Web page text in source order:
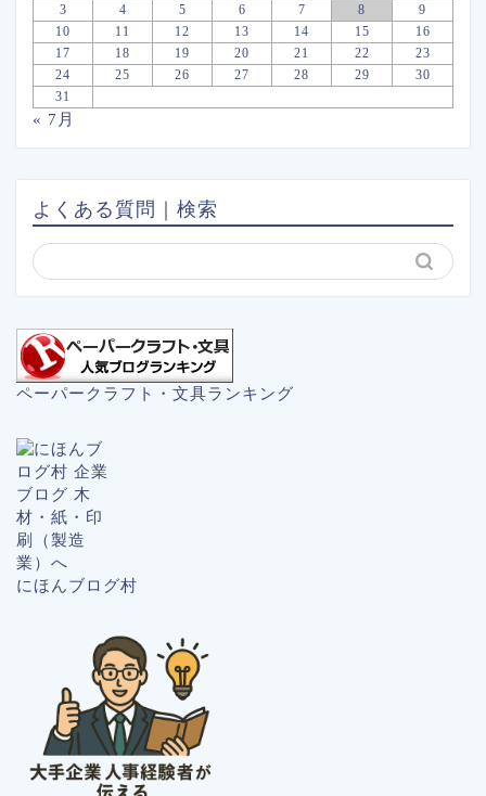
3
4 5 6 7 8
9
10
11 12 13 14 15
16
17
18 19 20 21 22
23
24
25 26 27 28 29
30
31
« 7月
よくある質問｜検索
ペーパークラフト・文具ランキング
にほんブログ村